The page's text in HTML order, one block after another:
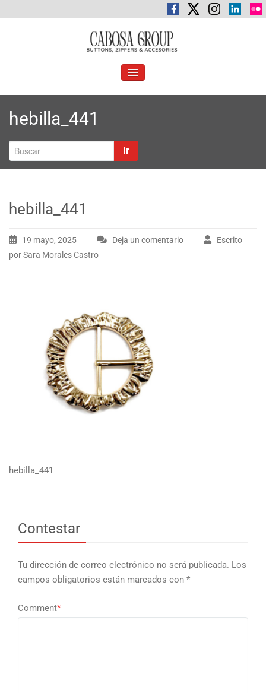
abosa Group
Botones, cremalleras y accesorios
ALTERNAR
hebilla_441
Ir
hebilla_441
19 mayo, 2025 Deja un comentario
Escrito
por Sara Morales Castro
hebilla_441
Contestar
Tu dirección de correo electrónico no será publicada. Los
campos obligatorios están marcados con *
Comment*